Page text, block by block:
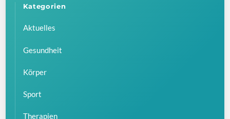
Kategorien
Aktuelles
Gesundheit
Körper
Sport
Therapien